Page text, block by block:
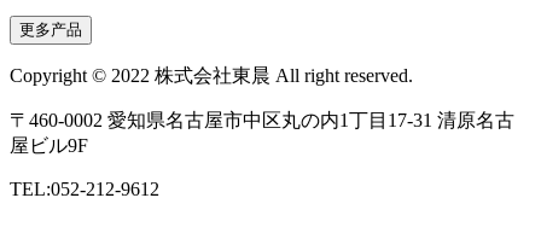
更多产品
Copyright © 2022 株式会社東晨 All right reserved.
〒460-0002 愛知県名古屋市中区丸の内1丁目17-31 清原名古
屋ビル9F
TEL:052-212-9612